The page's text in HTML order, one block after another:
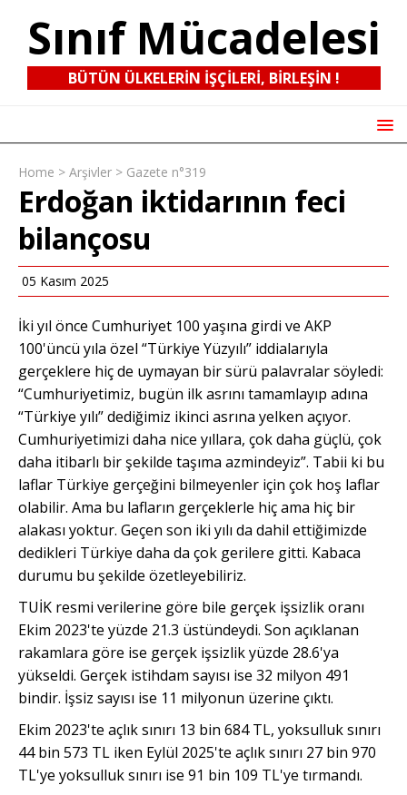
Sınıf Mücadelesi
BÜTÜN ÜLKELERIN IŞÇILERI, BIRLEŞIN !
Home > Arşivler > Gazete n°319
Erdoğan iktidarının feci
bilançosu
05 Kasım 2025
İki yıl önce Cumhuriyet 100 yaşına girdi ve AKP
100'üncü yıla özel “Türkiye Yüzyılı” iddialarıyla
gerçeklere hiç de uymayan bir sürü palavralar söyledi:
“Cumhuriyetimiz, bugün ilk asrını tamamlayıp adına
“Türkiye yılı” dediğimiz ikinci asrına yelken açıyor.
Cumhuriyetimizi daha nice yıllara, çok daha güçlü, çok
daha itibarlı bir şekilde taşıma azmindeyiz”. Tabii ki bu
laflar Türkiye gerçeğini bilmeyenler için çok hoş laflar
olabilir. Ama bu lafların gerçeklerle hiç ama hiç bir
alakası yoktur. Geçen son iki yılı da dahil ettiğimizde
dedikleri Türkiye daha da çok gerilere gitti. Kabaca
durumu bu şekilde özetleyebiliriz.
TUİK resmi verilerine göre bile gerçek işsizlik oranı
Ekim 2023'te yüzde 21.3 üstündeydi. Son açıklanan
rakamlara göre ise gerçek işsizlik yüzde 28.6'ya
yükseldi. Gerçek istihdam sayısı ise 32 milyon 491
bindir. İşsiz sayısı ise 11 milyonun üzerine çıktı.
Ekim 2023'te açlık sınırı 13 bin 684 TL, yoksulluk sınırı
44 bin 573 TL iken Eylül 2025'te açlık sınırı 27 bin 970
TL'ye yoksulluk sınırı ise 91 bin 109 TL'ye tırmandı.